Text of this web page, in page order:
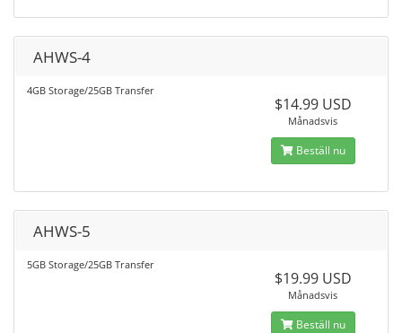
AHWS-4
4GB Storage/25GB Transfer
$14.99 USD
Månadsvis
Beställ nu
AHWS-5
5GB Storage/25GB Transfer
$19.99 USD
Månadsvis
Beställ nu